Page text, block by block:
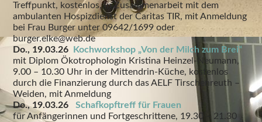
Treffpunkt, kostenlos, in Zusammenarbeit mit dem
ambulanten Hospizdienst der Caritas TIR, mit Anmeldung
bei Frau Burger unter 09642/1699 oder
burger.elke@web.de
Do., 19.03.26
Kochworkshop „Von der Milch zum Brei“
mit Diplom Ökotrophologin Kristina Heinzel-Neumann,
9.00 – 10.30 Uhr in der Mittendrin-Küche, kostenlos
durch die Finanzierung durch das AELF Tirschenreuth –
Weiden, mit Anmeldung
Do., 19.03.26Schafkopftreff für Frauen
für Anfängerinnen und Fortgeschrittene, 19.30 – 21.30